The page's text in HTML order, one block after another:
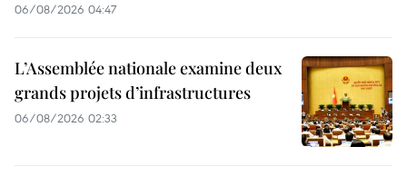
06/08/2026 04:47
L’Assemblée nationale examine deux
grands projets d’infrastructures
06/08/2026 02:33